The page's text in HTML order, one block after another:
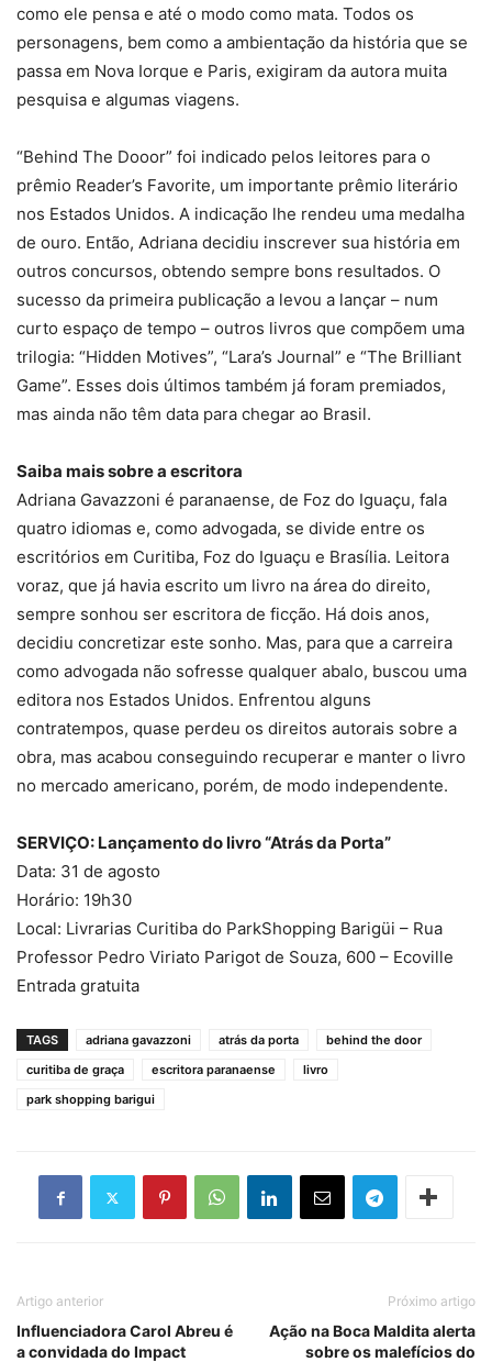
como ele pensa e até o modo como mata. Todos os
personagens, bem como a ambientação da história que se
passa em Nova Iorque e Paris, exigiram da autora muita
pesquisa e algumas viagens.
“Behind The Dooor” foi indicado pelos leitores para o
prêmio Reader’s Favorite, um importante prêmio literário
nos Estados Unidos. A indicação lhe rendeu uma medalha
de ouro. Então, Adriana decidiu inscrever sua história em
outros concursos, obtendo sempre bons resultados. O
sucesso da primeira publicação a levou a lançar – num
curto espaço de tempo – outros livros que compõem uma
trilogia: “Hidden Motives”, “Lara’s Journal” e “The Brilliant
Game”. Esses dois últimos também já foram premiados,
mas ainda não têm data para chegar ao Brasil.
Saiba mais sobre a escritora
Adriana Gavazzoni é paranaense, de Foz do Iguaçu, fala
quatro idiomas e, como advogada, se divide entre os
escritórios em Curitiba, Foz do Iguaçu e Brasília. Leitora
voraz, que já havia escrito um livro na área do direito,
sempre sonhou ser escritora de ficção. Há dois anos,
decidiu concretizar este sonho. Mas, para que a carreira
como advogada não sofresse qualquer abalo, buscou uma
editora nos Estados Unidos. Enfrentou alguns
contratempos, quase perdeu os direitos autorais sobre a
obra, mas acabou conseguindo recuperar e manter o livro
no mercado americano, porém, de modo independente.
SERVIÇO: Lançamento do livro “Atrás da Porta”
Data: 31 de agosto
Horário: 19h30
Local: Livrarias Curitiba do ParkShopping Barigüi – Rua
Professor Pedro Viriato Parigot de Souza, 600 – Ecoville
Entrada gratuita
TAGS adriana gavazzoni atrás da porta
behind the door
curitiba de graça
escritora paranaense
livro
park shopping barigui
Artigo anterior
Influenciadora Carol Abreu é
a convidada do Impact
Próximo artigo
Ação na Boca Maldita alerta
sobre os malefícios do